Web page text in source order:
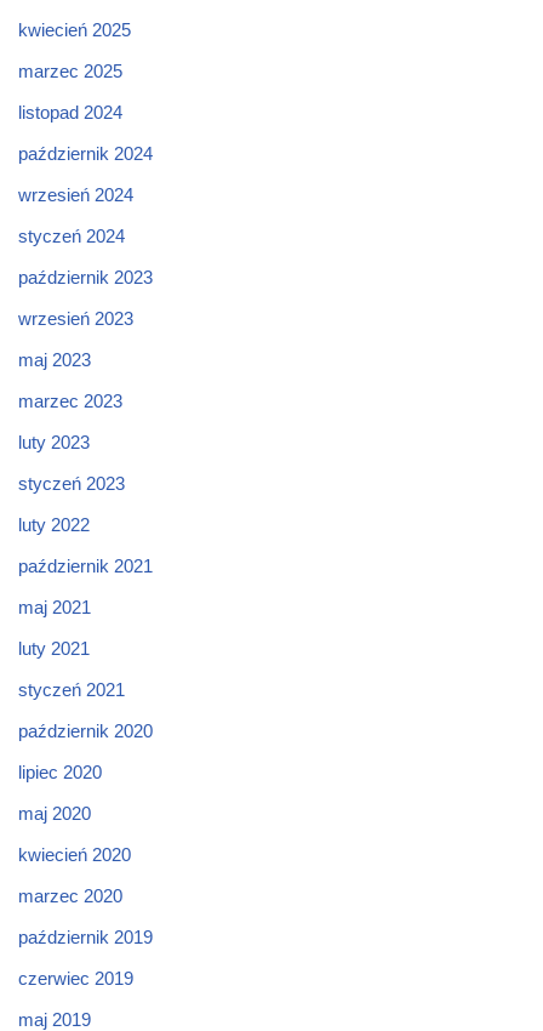
kwiecień 2025
marzec 2025
listopad 2024
październik 2024
wrzesień 2024
styczeń 2024
październik 2023
wrzesień 2023
maj 2023
marzec 2023
luty 2023
styczeń 2023
luty 2022
październik 2021
maj 2021
luty 2021
styczeń 2021
październik 2020
lipiec 2020
maj 2020
kwiecień 2020
marzec 2020
październik 2019
czerwiec 2019
maj 2019